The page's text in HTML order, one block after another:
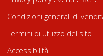
Condizioni generali di
Termini di utilizzo del sito
Accessibilità